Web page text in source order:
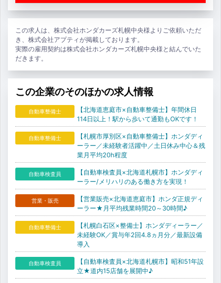
この求人は、株式会社ホンダカーズ札幌中央様よりご依頼いただ
き、株式会社アプティが掲載しております。
実際の雇用契約は株式会社ホンダカーズ札幌中央様と結んでいた
だきます。
この企業のそのほかの求人情報
自動車整備士
【北海道恵庭市×自動車整備士】年間休日
114日以上！駅から歩いて通勤もOKです！
自動車整備士
【札幌市厚別区×自動車整備士】ホンダディ
ーラー／未経験者活躍中／土日休み中心＆残
業月平均20h程度
自動車検査員
【自動車検査員×北海道札幌市】ホンダディ
ーラー/メリハリのある働き方を実現！
営業・販売
【営業販売×北海道恵庭市】ホンダ正規ディ
ーラー★月平均残業時間20～30時間♪
自動車整備士
【札幌白石区×整備士】ホンダディーラー／
未経験OK／賞与年2回4.8ヵ月分／最新設備
導入
自動車検査員
【自動車検査員×北海道札幌市】昭和51年設
立★道内15店舗を展開中♪